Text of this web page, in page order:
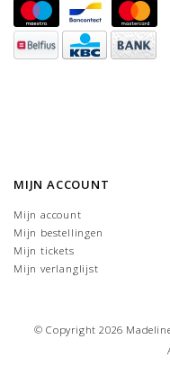
MIJN ACCOUNT
Mijn account
Mijn bestellingen
Mijn tickets
Mijn verlanglijst
© Copyright 2026